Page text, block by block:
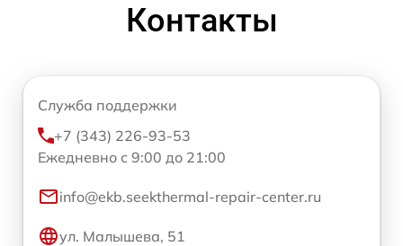
Контакты
Служба поддержки
+7 (343) 226-93-53
Ежедневно с 9:00 до 21:00
info@ekb.seekthermal-repair-center.ru
ул. Малышева, 51